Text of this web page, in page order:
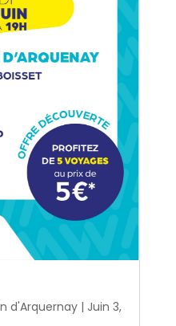
d'Arquernay| Juin 3,